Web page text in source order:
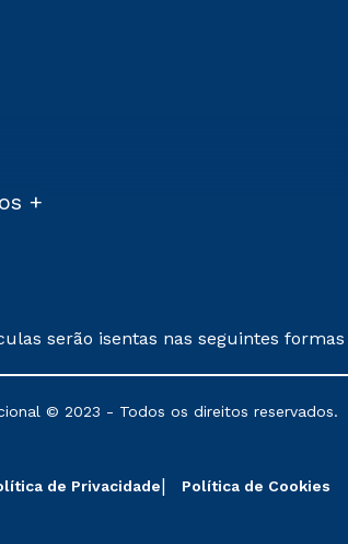
+
serão isentas nas seguintes
institucionais poderão sofrer
© 2023 - Todos os direitos reservados.
de Privacidade Política de Cookies